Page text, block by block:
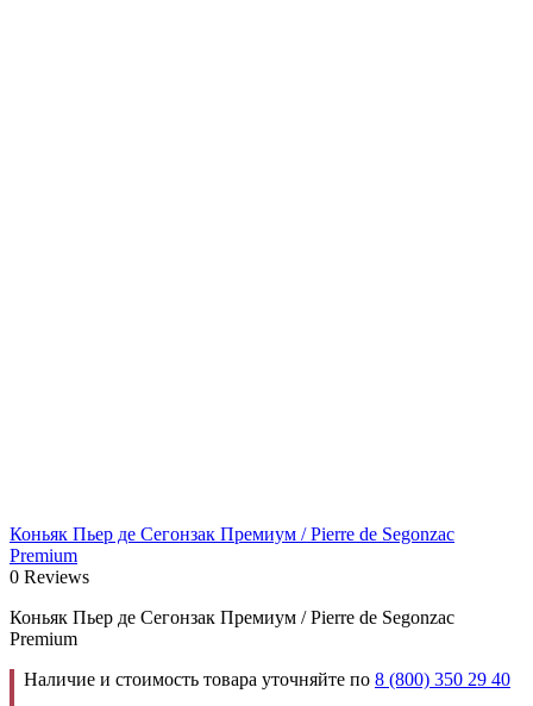
Коньяк Пьер де Сегонзак Премиум / Pierre de Segonzac
Premium
0 Reviews
Коньяк Пьер де Сегонзак Премиум / Pierre de Segonzac
Premium
Наличие и стоимость товара уточняйте по 8 (800) 350 29 40